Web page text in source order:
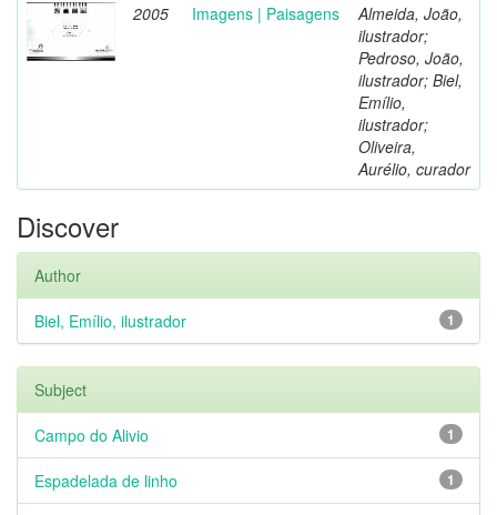
2005 Imagens | Paisagens
Almeida, João,
ilustrador;
Pedroso, João,
ilustrador; Biel,
Emílio,
ilustrador;
Oliveira,
Aurélio, curador
Discover
Author
1
Biel, Emílio, ilustrador
Subject
1
Campo do Alivio
1
Espadelada de linho